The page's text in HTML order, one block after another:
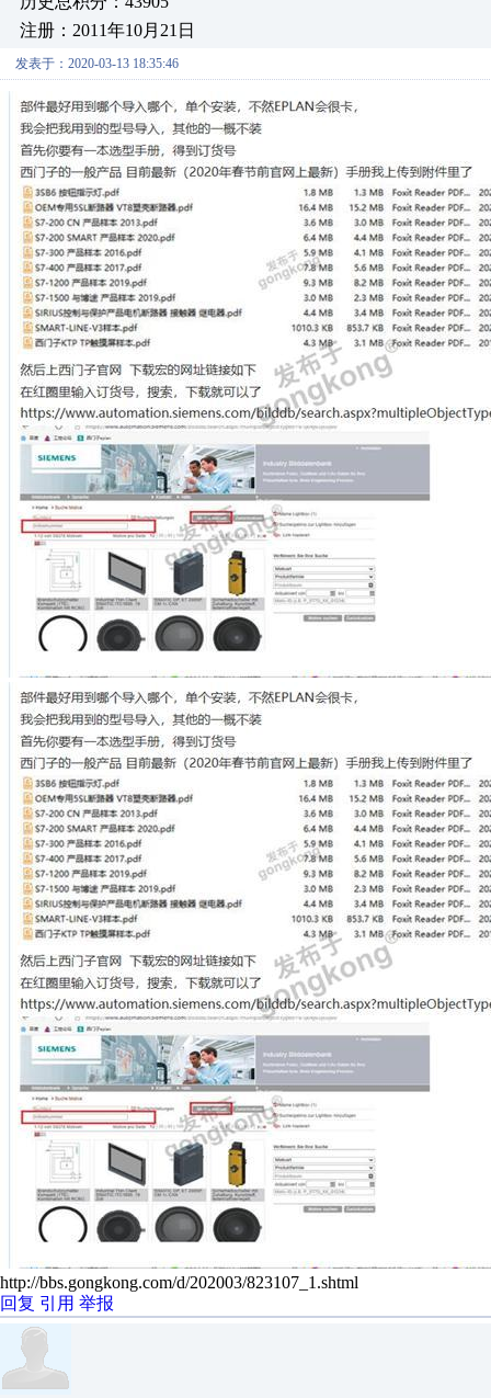
注册：2011年10月21日
发表于：2020-03-13 18:35:46
http://bbs.gongkong.com/d/202003/823107_1.shtml
回复 引用 举报